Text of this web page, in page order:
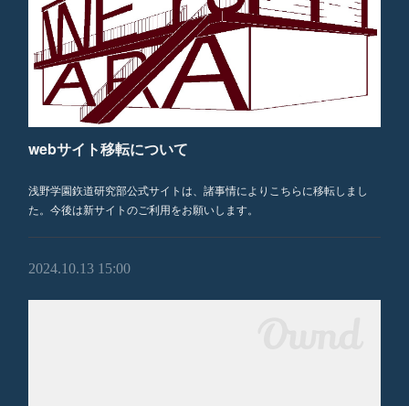
webサイト移転について
浅野学園鉃道研究部公式サイトは、諸事情によりこちらに移転しまし
た。今後は新サイトのご利用をお願いします。
2024.10.13 15:00